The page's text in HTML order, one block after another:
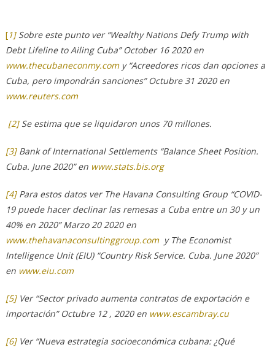
[1]Sobre este punto ver “Wealthy Nations Defy Trump with
Debt Lifeline to Ailing Cuba” October 16 2020 en
www.thecubaneconmy.comy “Acreedores ricos dan opciones a
Cuba, pero impondrán sanciones” Octubre 31 2020 en
www.reuters.com
[2]Se estima que se liquidaron unos 70 millones.
[3]Bank of International Settlements “Balance Sheet Position.
Cuba. June 2020” en www.stats.bis.org
[4]Para estos datos ver The Havana Consulting Group “COVID-
19 puede hacer declinar las remesas a Cuba entre un 30 y un
40% en 2020” Marzo 20 2020 en
www.thehavanaconsultinggroup.comy The Economist
Intelligence Unit (EIU) “Country Risk Service. Cuba. June 2020”
en www.eiu.com
[5]Ver “Sector privado aumenta contratos de exportación e
importación” Octubre 12 , 2020 en www.escambray.cu
[6]Ver “Nueva estrategia socioeconómica cubana: ¿Qué